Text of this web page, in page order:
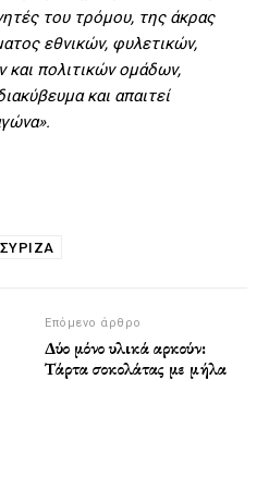
του τρόμου, της άκρας
εθνικών, φυλετικών,
και πολιτικών ομάδων,
και απαιτεί
ΣΥΡΙΖΑ
Επόμενο άρθρο
Δύο μόνο υλικά αρκούν:
Τάρτα σοκολάτας με μήλα